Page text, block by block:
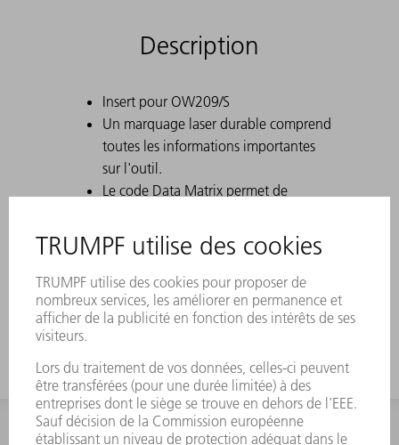
Description
Insert pour OW209/S
Un marquage laser durable comprend
toutes les informations importantes
sur l'outil.
Le code Data Matrix permet de
Les champs d'action sont trempés au
laser.
Des modifications de l'outil sont
disponibles sur demande.
INFORMATION